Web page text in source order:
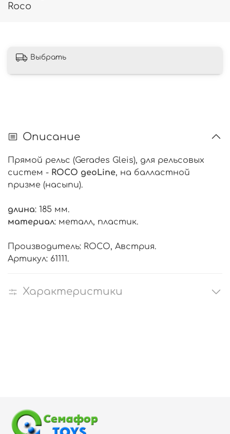
Roco
Выбрать
Описание
Прямой рельс (Gerades Gleis), для рельсовых
систем - ROCO geoLine, на балластной
призме (насыпи).
длина: 185 мм.
материал: металл, пластик.
Производитель: ROCO, Австрия.
Артикул: 61111.
Характеристики